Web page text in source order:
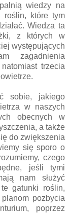
wiedzy na
roślin, które tym
Wiedza ta
z których w
występujących
zagadnienia
trzecia
sobie, jakiego
w naszych
obecnych w
a także
do zwiększenia
się sporo o
czego
jeśli tymi
nam służyć
gatunki roślin,
pozbycia
poprzez